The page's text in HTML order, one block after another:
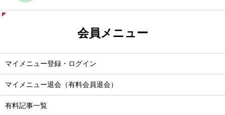
会員メニュー
マイメニュー登録・ログイン
マイメニュー退会（有料会員退会）
有料記事一覧